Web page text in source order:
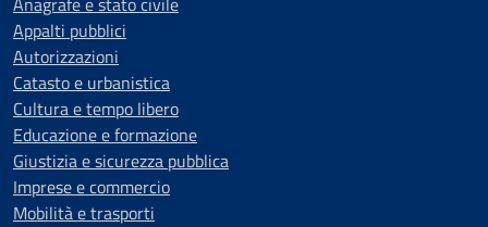
Appalti pubblici
Autorizzazioni
Catasto e urbanistica
Cultura e tempo libero
Educazione e formazione
Giustizia e sicurezza pubblica
Imprese e commercio
Mobilità e trasporti